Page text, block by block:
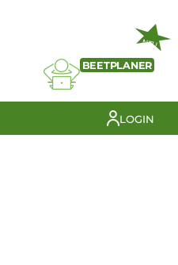
NEU
BEETPLANER
LOGIN